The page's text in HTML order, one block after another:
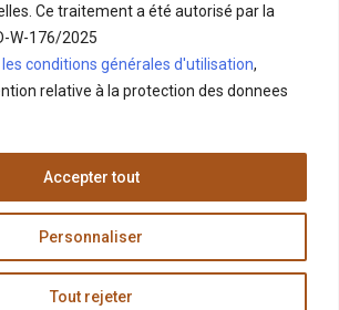
Ce traitement a été autorisé par la
W-176/2025
les conditions générales d'utilisation,
relative à la protection des donnees
Personnaliser
Tout rejeter
Accepter tout